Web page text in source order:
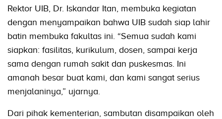
Rektor UIB, Dr. Iskandar Itan, membuka kegiatan
dengan menyampaikan bahwa UIB sudah siap lahir
batin membuka fakultas ini. “Semua sudah kami
siapkan: fasilitas, kurikulum, dosen, sampai kerja
sama dengan rumah sakit dan puskesmas. Ini
amanah besar buat kami, dan kami sangat serius
menjalaninya,” ujarnya.
Dari pihak kementerian, sambutan disampaikan oleh